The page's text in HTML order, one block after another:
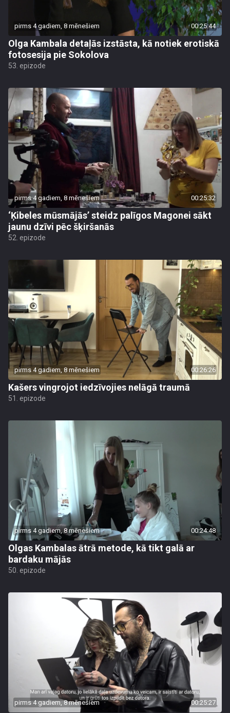
pirms 4 gadiem, 8 mēnešiem 00:25:44
Olga Kambala detaļās izstāsta, kā notiek erotiskā
fotosesija pie Sokolova
53. epizode
pirms 4 gadiem, 8 mēnešiem 00:25:32
‘Ķibeles mūsmājās’ steidz palīgos Magonei sākt
jaunu dzīvi pēc šķiršanās
52. epizode
pirms 4 gadiem, 8 mēnešiem 00:26:26
Kašers vingrojot iedzīvojies nelāgā traumā
51. epizode
pirms 4 gadiem, 8 mēnešiem 00:24:48
Olgas Kambalas ātrā metode, kā tikt galā ar
bardaku mājās
50. epizode
pirms 4 gadiem, 8 mēnešiem 00:25:27